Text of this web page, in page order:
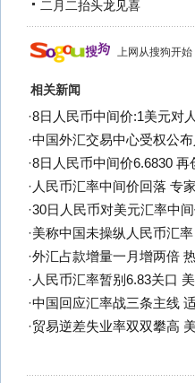
二月二抬头龙见喜
上网从搜狗开始
相关新闻
·8日人民币中间价:1美元对
·中国外汇交易中心受权公
·8日人民币中间价6.6830 再
· 人民币汇率中间价回落 专
·30日人民币对美元汇率中
·美称中国未操纵人民币汇
·外汇占款增量一月增两倍
· 人民币汇率暂别6.83关口
·中国回应汇率战三条主线
·贸易逆差失业率双双攀高